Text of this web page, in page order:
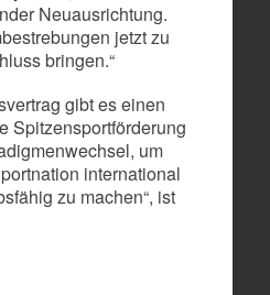
Neuausrichtung.
jetzt zu
bringen.“
gibt es einen
Spitzensportförderung
um
international
zu machen“, ist